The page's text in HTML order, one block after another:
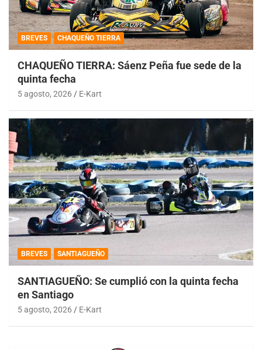
BREVES CHAQUEÑO TIERRA
CHAQUEÑO TIERRA: Sáenz Peña fue sede de la
quinta fecha
5 agosto, 2026 E-Kart
BREVES SANTIAGUEÑO
SANTIAGUEÑO: Se cumplió con la quinta fecha
en Santiago
5 agosto, 2026 E-Kart